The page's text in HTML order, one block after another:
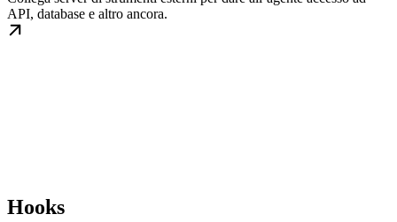
API, database e altro ancora.
Hooks